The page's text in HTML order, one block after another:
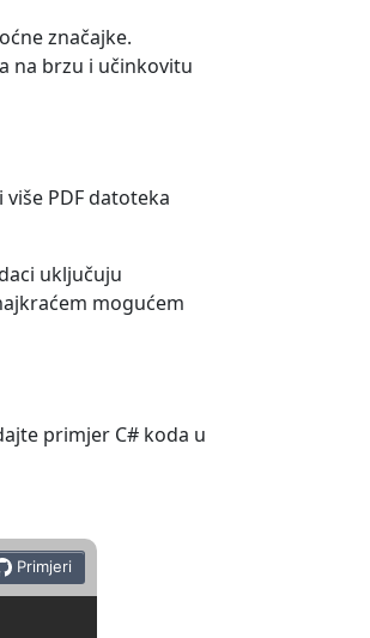
značajke.
na brzu i učinkovitu
PDF datoteka
uključuju
mogućem
primjer C# koda u
Primjeri